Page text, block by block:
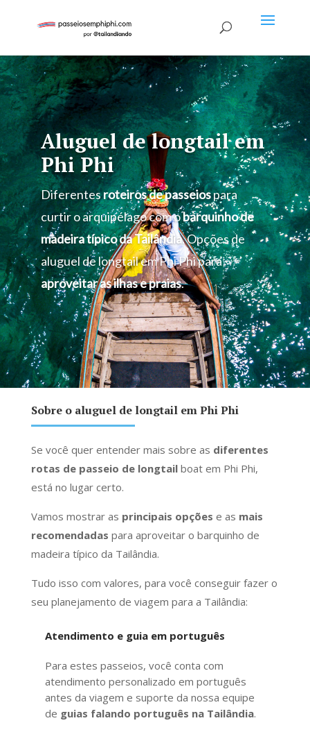
Aluguel de longtail em
Phi Phi
Diferentesroteiros de passeiospara
curtir o arquipélago com obarquinho de
madeira típico da Tailândia. Opções de
aluguel de longtail em Phi Phi para
aproveitar as ilhas e praias.
Sobre o aluguel de longtail em Phi Phi
Se você quer entender mais sobre as diferentes
rotas de passeio de longtailboat em Phi Phi,
está no lugar certo.
Vamos mostrar as principais opções e as mais
recomendadas para aproveitar o barquinho de
madeira típico da Tailândia.
Tudo isso com valores, para você conseguir fazer o
seu planejamento de viagem para a Tailândia:
Atendimento e guia em português
Para estes passeios, você conta com
atendimento personalizado em português
antes da viagem e suporte da nossa equipe
de guias falando português na Tailândia.